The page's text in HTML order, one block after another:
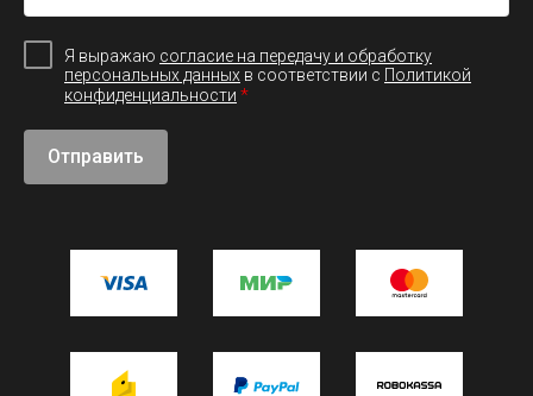
Я выражаю согласие на передачу и обработку
персональных данных в соответствии с Политикой
конфиденциальности *
Отправить